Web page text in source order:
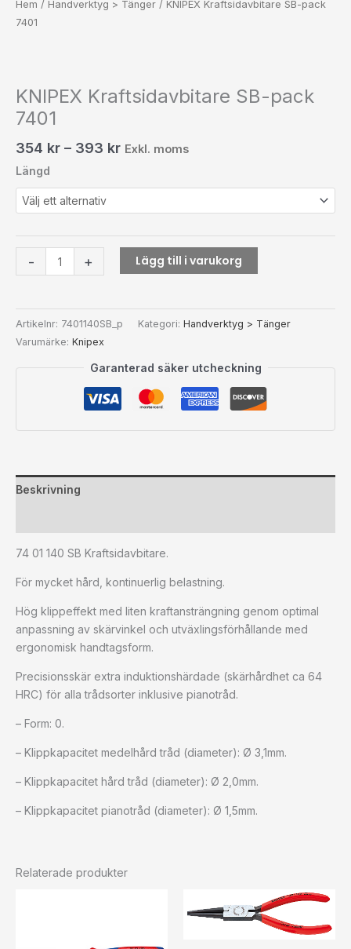
Hem / Handverktyg > Tänger / KNIPEX Kraftsidavbitare SB-pack
7401
KNIPEX Kraftsidavbitare SB-pack
7401
354 kr – 393 kr Exkl. moms
Längd
- + Lägg till i varukorg
Artikelnr: 7401140SB_p Kategori: Handverktyg > Tänger
Varumärke: Knipex
Garanterad säker utcheckning
Beskrivning
74 01 140 SB Kraftsidavbitare.
För mycket hård, kontinuerlig belastning.
Hög klippeffekt med liten kraftansträngning genom optimal
anpassning av skärvinkel och utväxlingsförhållande med
ergonomisk handtagsform.
Precisionsskär extra induktionshärdade (skärhårdhet ca 64
HRC) för alla trådsorter inklusive pianotråd.
– Form: 0.
– Klippkapacitet medelhård tråd (diameter): Ø 3,1mm.
– Klippkapacitet hård tråd (diameter): Ø 2,0mm.
– Klippkapacitet pianotråd (diameter): Ø 1,5mm.
Relaterade produkter